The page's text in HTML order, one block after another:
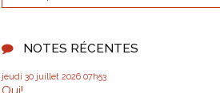
NOTES RÉCENTES
jeudi 30 juillet 2026 07h53
Oui!